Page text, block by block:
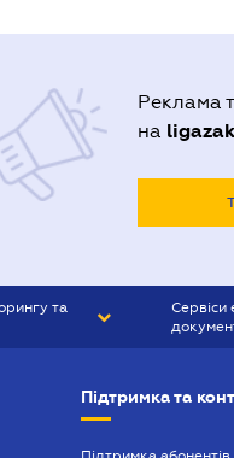
Реклама
на
та
Сервіси
Підтримка та